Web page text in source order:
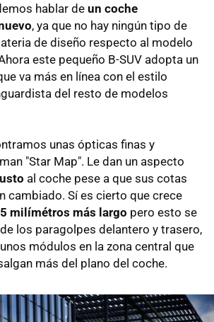
hablar de un coche
, ya que no hay ningún tipo de
de diseño respecto al modelo
este pequeño B-SUV adopta un
va más en línea con el estilo
del resto de modelos
unas ópticas finas y
"Star Map". Le dan un aspecto
al coche pese a que sus cotas
cambiado. Sí es cierto que crece
milímétros más largo pero esto se
los paragolpes delantero y trasero,
módulos en la zona central que
más del plano del coche.